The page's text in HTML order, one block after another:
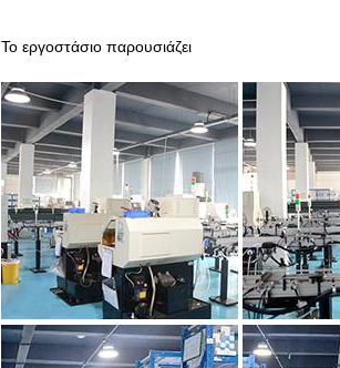
Το εργοστάσιο παρουσιάζει